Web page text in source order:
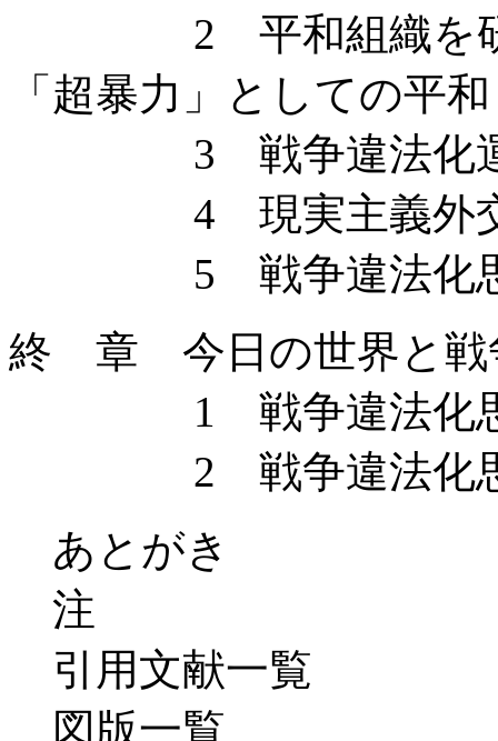
2 平和組織を研
「超暴力」としての平和
3 戦争違法化運
4 現実主義外交
5 戦争違法化思
終 章 今日の世界と戦
1 戦争違法化思想
2 戦争違法化思想
あとがき
注
引用文献一覧
図版一覧